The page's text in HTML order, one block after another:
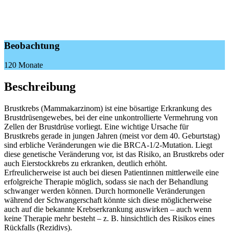
Beobachtung
120 Monate
Beschreibung
Brustkrebs (Mammakarzinom) ist eine bösartige Erkrankung des
Brustdrüsengewebes, bei der eine unkontrollierte Vermehrung von
Zellen der Brustdrüse vorliegt. Eine wichtige Ursache für
Brustkrebs gerade in jungen Jahren (meist vor dem 40. Geburtstag)
sind erbliche Veränderungen wie die BRCA-1/2-Mutation. Liegt
diese genetische Veränderung vor, ist das Risiko, an Brustkrebs oder
auch Eierstockkrebs zu erkranken, deutlich erhöht.
Erfreulicherweise ist auch bei diesen Patientinnen mittlerweile eine
erfolgreiche Therapie möglich, sodass sie nach der Behandlung
schwanger werden können. Durch hormonelle Veränderungen
während der Schwangerschaft könnte sich diese möglicherweise
auch auf die bekannte Krebserkrankung auswirken – auch wenn
keine Therapie mehr besteht – z. B. hinsichtlich des Risikos eines
Rückfalls (Rezidivs).